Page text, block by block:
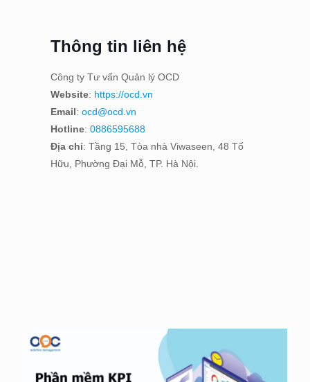
Thông tin liên hệ
Công ty Tư vấn Quản lý OCD
Website: https://ocd.vn
Email: ocd@ocd.vn
Hotline: 0886595688
Địa chỉ: Tầng 15, Tòa nhà Viwaseen, 48 Tố
Hữu, Phường Đại Mỗ, TP. Hà Nội.